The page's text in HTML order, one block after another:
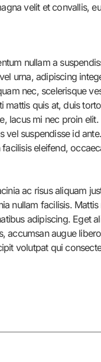
velit et convallis,
nullam a
urna, adipiscing
nec, scelerisque
quis at, duis
lacus mi nec proin
suspendisse id
eleifend,
ac risus aliquam
nullam facilisis.
adipiscing. Eget
accumsan augue
volutpat qui